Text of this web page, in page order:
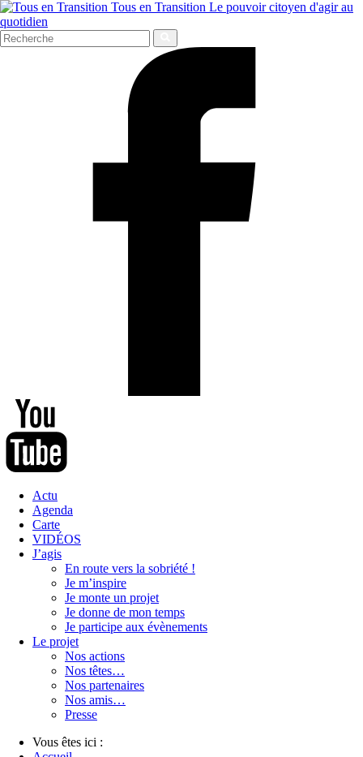
Tous en Transition Le pouvoir citoyen d'agir au
quotidien
Actu
Agenda
Carte
VIDÉOS
J’agis
En route vers la sobriété !
Je m’inspire
Je monte un projet
Je donne de mon temps
Je participe aux évènements
Le projet
Nos actions
Nos têtes…
Nos partenaires
Nos amis…
Presse
Vous êtes ici :